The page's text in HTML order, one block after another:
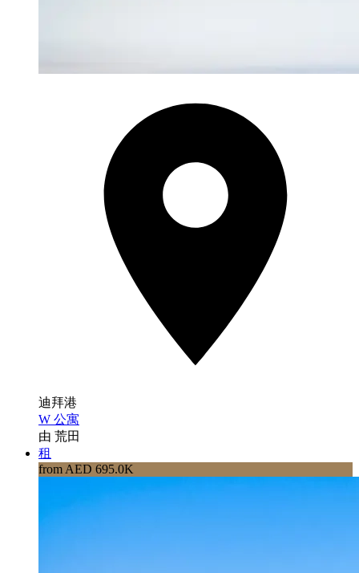
迪拜港
W 公寓
由 荒田
租
from AED 695.0K